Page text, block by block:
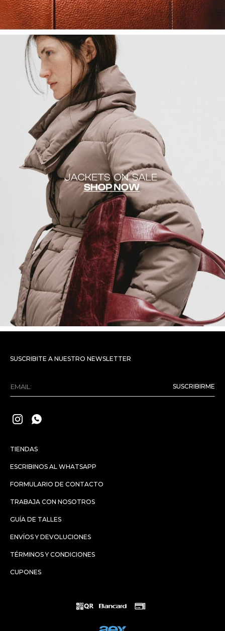
TIENDAS
ESCRIBINOS AL WHATSAPP
FORMULARIO DE CONTACTO
TRABAJA CON NOSOTROS
GUÍA DE TALLES
ENVÍOS Y DEVOLUCIONES
TÉRMINOS Y CONDICIONES
CUPONES
SUSCRIBITE A NUESTRO NEWSLETTER
SUSCRIBIRME
 